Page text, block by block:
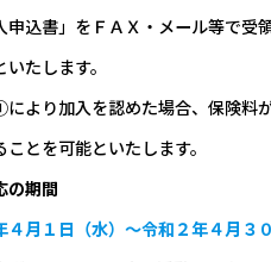
込書」をＦＡＸ・メール等で受
たします。
より加入を認めた場合、保険料
ことを可能といたします。
の期間
４月１日（水）～令和２年４月３０